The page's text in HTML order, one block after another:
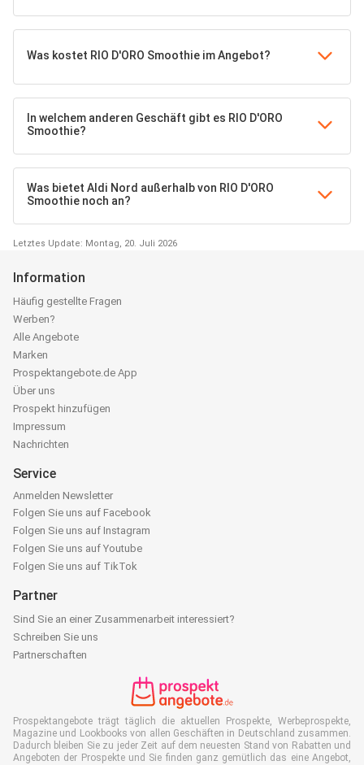
Was kostet RIO D'ORO Smoothie im Angebot?
In welchem anderen Geschäft gibt es RIO D'ORO
Smoothie?
Was bietet Aldi Nord außerhalb von RIO D'ORO
Smoothie noch an?
Letztes Update: Montag, 20. Juli 2026
Information
Häufig gestellte Fragen
Werben?
Alle Angebote
Marken
Prospektangebote.de App
Über uns
Prospekt hinzufügen
Impressum
Nachrichten
Service
Anmelden Newsletter
Folgen Sie uns auf Facebook
Folgen Sie uns auf Instagram
Folgen Sie uns auf Youtube
Folgen Sie uns auf TikTok
Partner
Sind Sie an einer Zusammenarbeit interessiert?
Schreiben Sie uns
Partnerschaften
Prospektangebote trägt täglich die aktuellen Prospekte, Werbeprospekte,
Magazine und Lookbooks von allen Geschäften in Deutschland zusammen.
Dadurch bleiben Sie zu jeder Zeit auf dem neuesten Stand von Rabatten und
Angeboten der Prospekte und Sie finden ganz gemütlich das eine Angebot,